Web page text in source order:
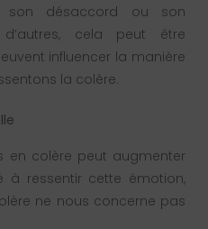
son désaccord ou son
d’autres, cela peut être
influencer la manière
la colère.
en colère peut augmenter
à ressentir cette émotion,
ne nous concerne pas